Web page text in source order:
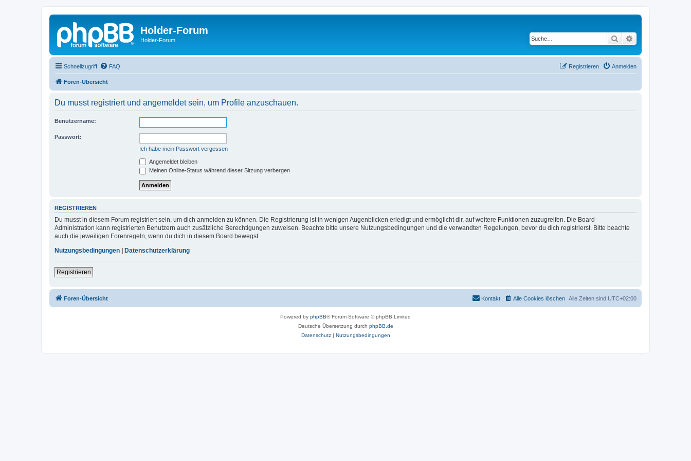
Holder-Forum
Holder-Forum Suche
Schnellzugriff FAQ Anmelden
Registrieren
Foren-Übersicht
Du musst registriert und angemeldet sein, um Profile anzuschauen.
Benutzername:
Passwort:
Ich habe mein Passwort vergessen
Angemeldet bleiben
Meinen Online-Status während dieser Sitzung verbergen
REGISTRIEREN
Du musst in diesem Forum registriert sein, um dich anmelden zu können. Die Registrierung ist in wenigen Augenblicken erledigt und ermöglicht dir, auf weitere Funktionen zuzugreifen. Die Board-
Administration kann registrierten Benutzern auch zusätzliche Berechtigungen zuweisen. Beachte bitte unsere Nutzungsbedingungen und die verwandten Regelungen, bevor du dich registrierst. Bitte beachte
auch die jeweiligen Forenregeln, wenn du dich in diesem Board bewegst.
Nutzungsbedingungen
Datenschutzerklärung
Registrieren
Foren-Übersicht Alle Zeiten sind UTC+02:00
Alle Cookies löschen
Kontakt
Powered by phpBB® Forum Software © phpBB Limited
Deutsche Übersetzung durch phpBB.de
Datenschutz| Nutzungsbedingungen